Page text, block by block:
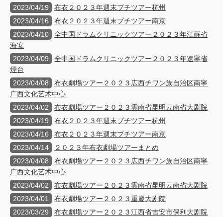
2023/04/19
布衣２０２３年週末プチツアー杭州
2023/04/16
布衣２０２３年週末プチツアー南京
2023/04/10
全中国ドラムクリニックツアー２０２３年江蘇省
海安
2023/04/09
全中国ドラムクリニックツアー２０２３年遼寧省
煙台
2023/04/08
布衣劇場ツアー２０２３広西チワン族自治区南寧
广西文化艺术中心
2023/04/02
布衣劇場ツアー２０２３雲南省昆明云南省大剧院
2023/04/19
布衣２０２３年週末プチツアー杭州
2023/04/16
布衣２０２３年週末プチツアー南京
2023/04/14
２０２３年布衣劇場ツアーまとめ
2023/04/08
布衣劇場ツアー２０２３広西チワン族自治区南寧
广西文化艺术中心
2023/04/02
布衣劇場ツアー２０２３雲南省昆明云南省大剧院
2023/04/01
布衣劇場ツアー２０２３重慶大剧院
2023/03/29
布衣劇場ツアー２０２３江西省吉安市保利大剧院